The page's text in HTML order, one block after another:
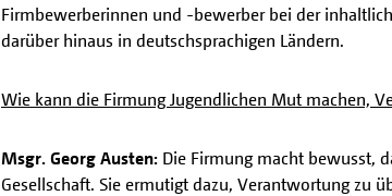
Firmbewerberinnen und -bewerber bei der
darüber hinaus in deutschsprachigen Ländern.
Wie kann die Firmung Jugendlichen Mut machen,
Msgr. Georg Austen: Die Firmung macht bewusst,
Gesellschaft. Sie ermutigt dazu, Verantwortung zu